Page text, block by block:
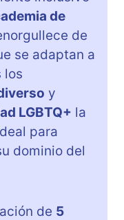
de
de
se adaptan a
los
y
LGBTQ+ la
para
dominio del
de 5